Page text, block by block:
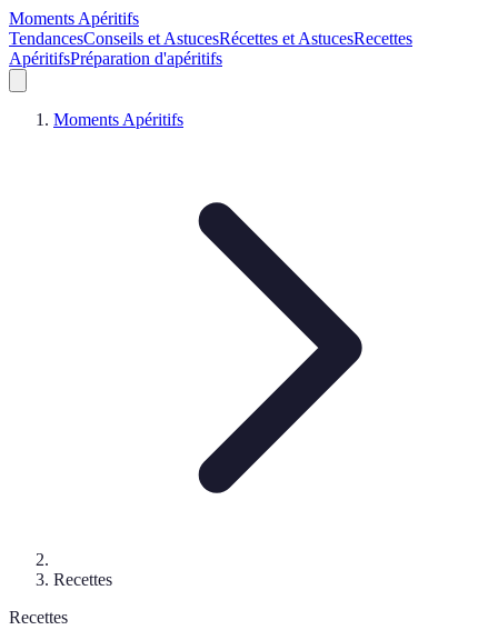
Moments Apéritifs
TendancesConseils et AstucesRécettes et AstucesRecettes
ApéritifsPréparation d'apéritifs
Moments Apéritifs
Recettes
Recettes